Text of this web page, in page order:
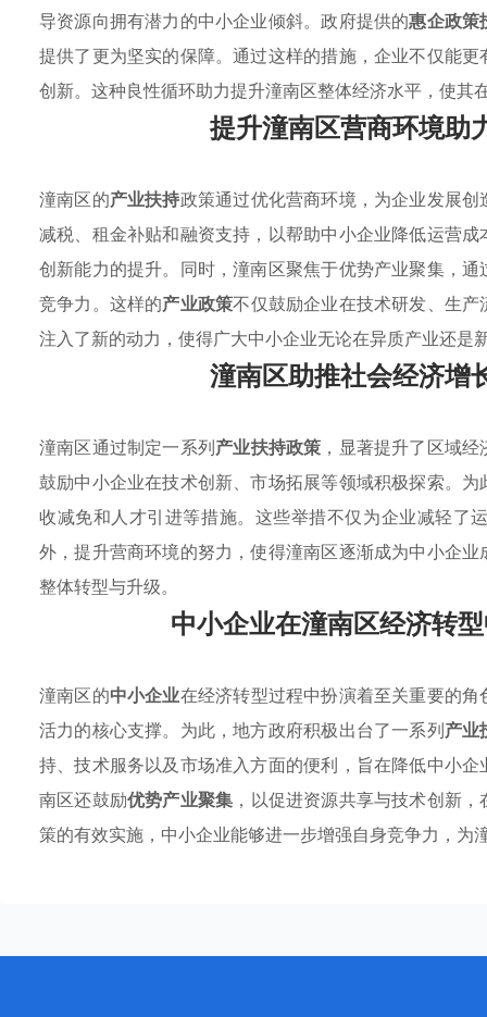
导资源向拥有潜力的中小企业倾斜。政府提供的惠企政策
提供了更为坚实的保障。通过这样的措施，企业不仅能
创新。这种良性循环助力提升潼南区整体经济水平，使其
提升潼南区营商环境助
潼南区的产业扶持政策通过优化营商环境，为企业发展
减税、租金补贴和融资支持，以帮助中小企业降低运营
创新能力的提升。同时，潼南区聚焦于优势产业聚集，
竞争力。这样的产业政策不仅鼓励企业在技术研发、生
注入了新的动力，使得广大中小企业无论在异质产业还是
潼南区助推社会经济增
潼南区通过制定一系列产业扶持政策 ，显著提升了区域
鼓励中小企业在技术创新、市场拓展等领域积极探索。
收减免和人才引进等措施。这些举措不仅为企业减轻了
外，提升营商环境的努力，使得潼南区逐渐成为中小企
整体转型与升级。
中小企业在潼南区经济转
潼南区的中小企业在经济转型过程中扮演着至关重要的
活力的核心支撑。为此，地方政府积极出台了一系列产业
持、技术服务以及市场准入方面的便利，旨在降低中小
南区还鼓励优势产业聚集 ，以促进资源共享与技术创新
策的有效实施，中小企业能够进一步增强自身竞争力，为